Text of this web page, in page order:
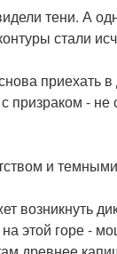
тени. А
стали
приехать в
призраком -
и
возникнуть
этой горе -